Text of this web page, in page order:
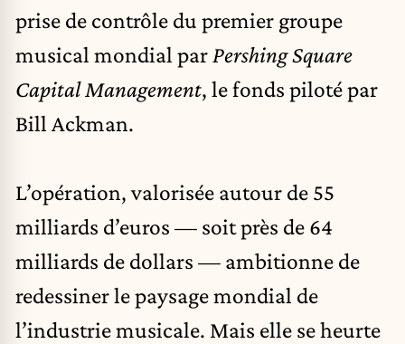
prise de contrôle du premier groupe
musical mondial par Pershing Square
Capital Management, le fonds piloté par
Bill Ackman.
L’opération, valorisée autour de 55
milliards d’euros — soit près de 64
milliards de dollars — ambitionne de
redessiner le paysage mondial de
l’industrie musicale. Mais elle se heurte